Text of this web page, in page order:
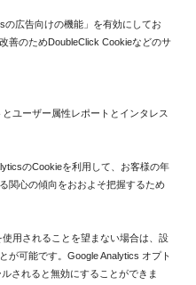
の広告向けの機能」を有効にしてお
善のためDoubleClick Cookieなどのサ
ユーザー属性レポートとインタレス
のCookieを利用して、お客様の年
関心の傾向をおおよそ把握するため
使用されることを望まない場合は、設
が可能です。Google Analytics オプト
されると無効にすることができま